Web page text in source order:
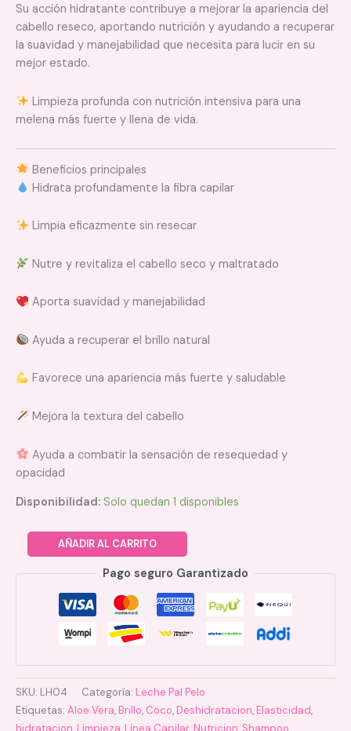
Su acción hidratante contribuye a mejorar la apariencia del
cabello reseco, aportando nutrición y ayudando a recuperar
la suavidad y manejabilidad que necesita para lucir en su
mejor estado.
Limpieza profunda con nutrición intensiva para una
melena más fuerte y llena de vida.
Beneficios principales
Hidrata profundamente la fibra capilar
Limpia eficazmente sin resecar
Nutre y revitaliza el cabello seco y maltratado
Aporta suavidad y manejabilidad
Ayuda a recuperar el brillo natural
Favorece una apariencia más fuerte y saludable
Mejora la textura del cabello
Ayuda a combatir la sensación de resequedad y
opacidad
Disponibilidad: Solo quedan 1 disponibles
AÑADIR AL CARRITO
Pago seguro Garantizado
SKU: LH04 Categoría: Leche Pal Pelo
Etiquetas: Aloe Vera, Brillo, Coco, Deshidratacion, Elasticidad,